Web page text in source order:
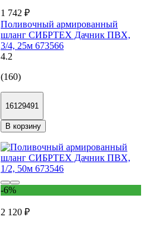
1 742 ₽
Поливочный армированный
шланг СИБРТЕХ Дачник ПВХ,
3/4, 25м 673566
4.2
(160)
16129491
В корзину
-6%
2 120 ₽